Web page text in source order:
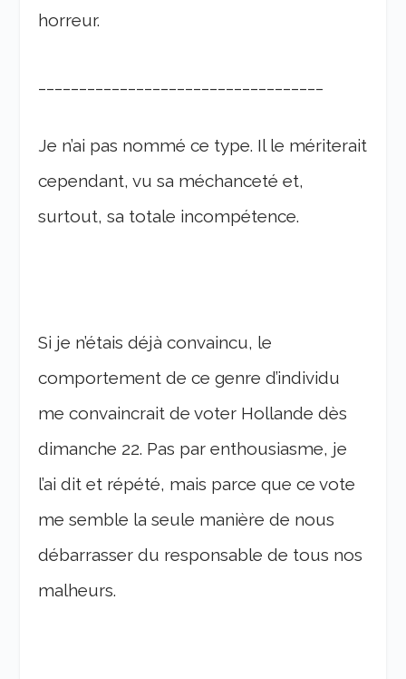
horreur.
Je n’ai pas nommé ce type. Il le mériterait
cependant, vu sa méchanceté et,
surtout, sa totale incompétence.
Si je n’étais déjà convaincu, le
comportement de ce genre d’individu
me convaincrait de voter Hollande dès
dimanche 22. Pas par enthousiasme, je
l’ai dit et répété, mais parce que ce vote
me semble la seule manière de nous
débarrasser du responsable de tous nos
malheurs.